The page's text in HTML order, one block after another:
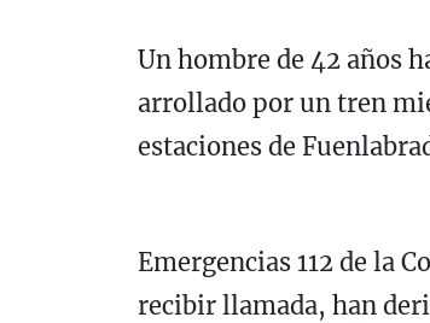
Un hombre de 42 años
arrollado por un tren
estaciones de
Emergencias 112 de la
recibir llamada, han